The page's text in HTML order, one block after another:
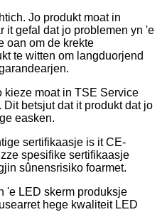
Jo produkt moat in
it gefal dat jo problemen yn 'e
oan om de krekte
te witten om langduorjend
kieze moat in TSE Service
betsjut dat it produkt dat jo
easken.
sertifikaasje is it CE-
spesifike sertifikaasje
sûnensrisiko foarmet.
'e LED skerm produksje
hege kwaliteit LED